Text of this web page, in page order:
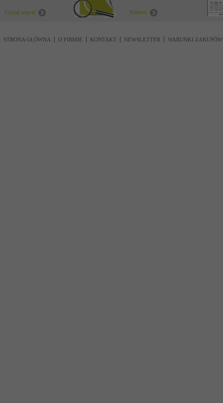
Czytaj więcej
Pobierz
STRONA GŁÓWNA O FIRMIE KONTAKT NEWSLETTER WARUNKI ZAKUPÓW